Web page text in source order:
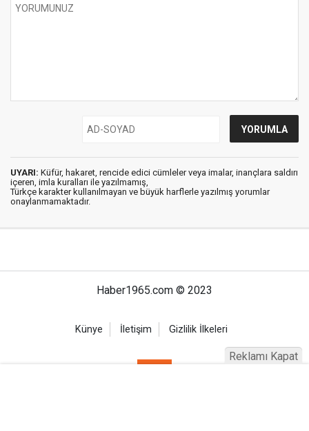
UYARI: Küfür, hakaret, rencide edici cümleler veya imalar, inançlara saldırı
içeren, imla kuralları ile yazılmamış,
Türkçe karakter kullanılmayan ve büyük harflerle yazılmış yorumlar
onaylanmamaktadır.
Haber1965.com © 2023
Künye İletişim Gizlilik İlkeleri
Reklamı Kapat